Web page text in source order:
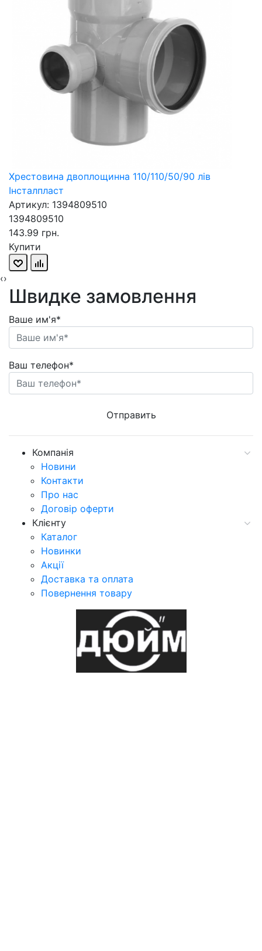
Хрестовина двоплощинна 110/110/50/90 лів
Інсталпласт
Артикул: 1394809510
1394809510
143.99 грн.
Купити
‹›
Швидке замовлення
Ваше им'я*
Ваш телефон*
Компанія
Новини
Контакти
Про нас
Договір оферти
Клієнту
Каталог
Новинки
Акції
Доставка та оплата
Повернення товару